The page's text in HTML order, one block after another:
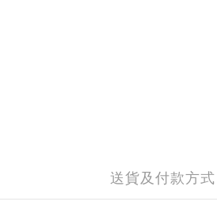
送貨及付款方式